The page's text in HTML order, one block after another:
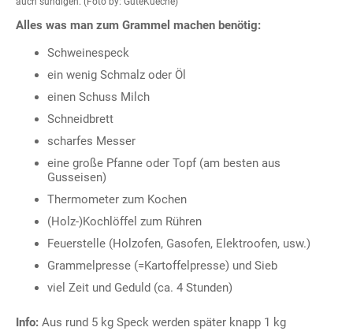
Alles was man zum Grammel machen benötig:
Schweinespeck
ein wenig Schmalz oder Öl
einen Schuss Milch
Schneidbrett
scharfes Messer
eine große Pfanne oder Topf (am besten aus
Gusseisen)
Thermometer zum Kochen
(Holz-)Kochlöffel zum Rühren
Feuerstelle (Holzofen, Gasofen, Elektroofen, usw.)
Grammelpresse (=Kartoffelpresse) und Sieb
viel Zeit und Geduld (ca. 4 Stunden)
Info: Aus rund 5 kg Speck werden später knapp 1 kg